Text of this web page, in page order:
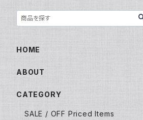
HOME
ABOUT
CATEGORY
SALE / OFF Priced Items